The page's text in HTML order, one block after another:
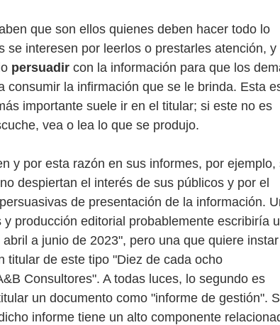
que son ellos quienes deben hacer todo lo
se interesen por leerlos o prestarles atención, y
persuadir con la información para que los
consumir la infirmación que se le brinda. Esta
importante suele ir en el titular; si este no es
vea o lea lo que se produjo.
y por esta razón en sus informes, por ejemplo,
despiertan el interés de sus públicos y por el
de presentación de la información.
producción editorial probablemente escribiría
a junio de 2023", pero una que quiere
titular de este tipo "Diez de cada ocho
Consultores". A todas luces, lo segundo es
un documento como "informe de gestión".
informe tiene un alto componente